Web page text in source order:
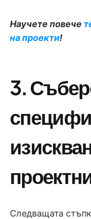
Научете повече
на проекти!
3.
Следващата